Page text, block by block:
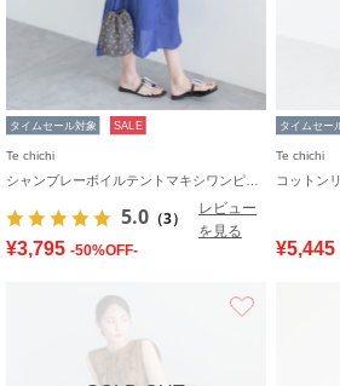
タイムセール対象 SALE
Te chichi
5.0 （3）
レビュー
を見る
¥3,795 -50%OFF-
タイムセー
Te chichi
¥5,445